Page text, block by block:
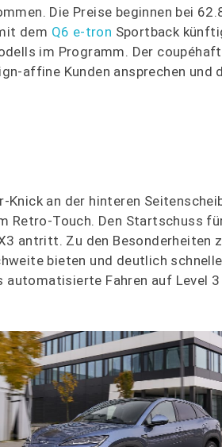
Die Preise beginnen bei
dem Q6 e-tron Sportback
im Programm. Der
affine Kunden ansprechen und
an der hinteren
Retro-Touch. Den Startschuss
antritt. Zu den Besonderheiten
bieten und deutlich
automatisierte Fahren auf Level 3